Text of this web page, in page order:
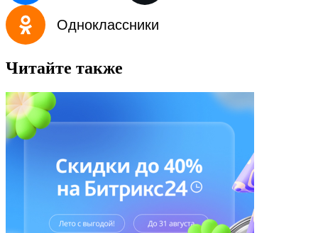
Одноклассники
Читайте также